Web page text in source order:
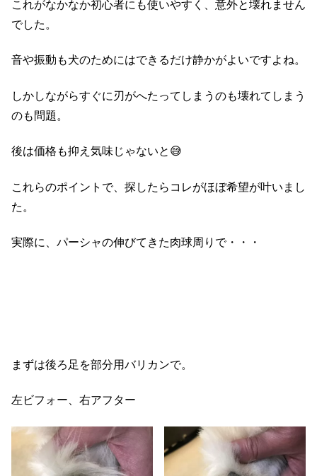
これがなかなか初心者にも使いやすく、意外と壊れません
でした。
音や振動も犬のためにはできるだけ静かがよいですよね。
しかしながらすぐに刃がへたってしまうのも壊れてしまう
のも問題。
後は価格も抑え気味じゃないと😅
これらのポイントで、探したらコレがほぼ希望が叶いまし
た。
実際に、パーシャの伸びてきた肉球周りで・・・
まずは後ろ足を部分用バリカンで。
左ビフォー、右アフター